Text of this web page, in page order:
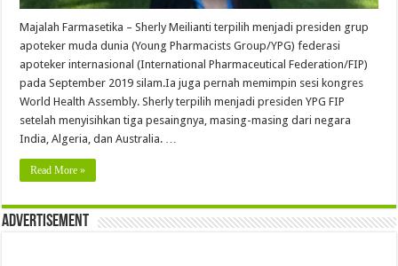
Majalah Farmasetika – Sherly Meilianti terpilih menjadi presiden grup
apoteker muda dunia (Young Pharmacists Group/YPG) federasi
apoteker internasional (International Pharmaceutical Federation/FIP)
pada September 2019 silam.Ia juga pernah memimpin sesi kongres
World Health Assembly. Sherly terpilih menjadi presiden YPG FIP
setelah menyisihkan tiga pesaingnya, masing-masing dari negara
India, Algeria, dan Australia. …
Read More »
Advertisement